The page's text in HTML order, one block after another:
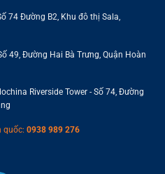
74 Đường B2, Khu đô thị Sala,
49, Đường Hai Bà Trưng, Quận Hoàn
Riverside Tower - Số 74, Đường
quốc: 0938 989 276